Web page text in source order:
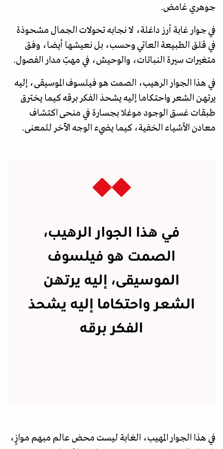
جوهري غامض.
في جوار غابة أرز داغلة، لا نجابه تحولات الجمال مشحوذة
في قلق الطبيعة العاتي وحسب، بل نعيشها أيضا، وفق
متغيرات سيرة النباتات، والوحيش، في مهبّ مدار الفصول.
في هذا الجوار الرهيب، الصمت هو فيلسوف الموسيقى، إليه
يرتهن الشعر واحتكاما إليه يشحذ الفكر برقه كيما يخترق
طبقات غسق الوجود موغلا بجسارة في منحى اكتشاف
معادن الأشياء الخفية، كيما يضيء الوجه الآخر للمعنى.
في هذا الجوار الرهيب،
الصمت هو فيلسوف
الموسيقى، إليه يرتهن
الشعر واحتكاما إليه يشحذ
الفكر برقه
في هذا الجوار المهيب، الغابة ليست محض عالم مبهم موازٍ،